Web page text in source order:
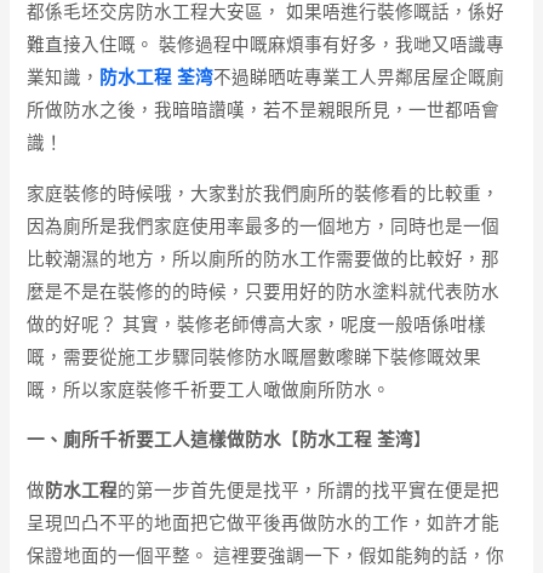
都係毛坯交房防水工程大安區， 如果唔進行裝修嘅話，係好
難直接入住嘅。 裝修過程中嘅麻煩事有好多，我哋又唔識專
業知識， 防水工程 荃湾不過睇晒咗專業工人畀鄰居屋企嘅廁
所做防水之後，我暗暗讚嘆，若不昰親眼所見，一世都唔會
識！
家庭裝修的時候哦，大家對於我們廁所的裝修看的比較重，
因為廁所是我們家庭使用率最多的一個地方，同時也是一個
比較潮濕的地方，所以廁所的防水工作需要做的比較好，那
麼是不是在裝修的的時候，只要用好的防水塗料就代表防水
做的好呢？ 其實，裝修老師傅高大家，呢度一般唔係咁樣
嘅，需要從施工步驟同裝修防水嘅層數嚟睇下裝修嘅效果
嘅，所以家庭裝修千祈要工人噉做廁所防水。
一、廁所千祈要工人這樣做防水 【 防水工程 荃湾】
做防水工程的第一步首先便是找平，所謂的找平實在便是把
呈現凹凸不平的地面把它做平後再做防水的工作，如許才能
保證地面的一個平整。 這裡要強調一下，假如能夠的話，你